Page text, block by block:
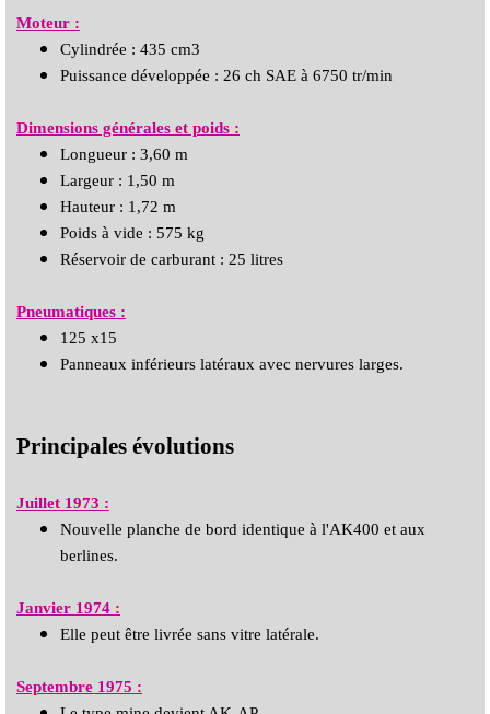
Moteur :
Cylindrée : 435 cm3
Puissance développée : 26 ch SAE à 6750 tr/min
Dimensions générales et poids :
Longueur : 3,60 m
Largeur : 1,50 m
Hauteur : 1,72 m
Poids à vide : 575 kg
Réservoir de carburant : 25 litres
Pneumatiques :
125 x15
Panneaux inférieurs latéraux avec nervures larges.
Principales évolutions
Juillet 1973 :
Nouvelle planche de bord identique à l'AK400 et aux
berlines.
Janvier 1974 :
Elle peut être livrée sans vitre latérale.
Septembre 1975 :